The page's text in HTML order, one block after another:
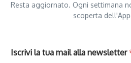
Resta aggiornato. Ogni settimana
scoperta
Iscrivi la tua mail alla newsletter